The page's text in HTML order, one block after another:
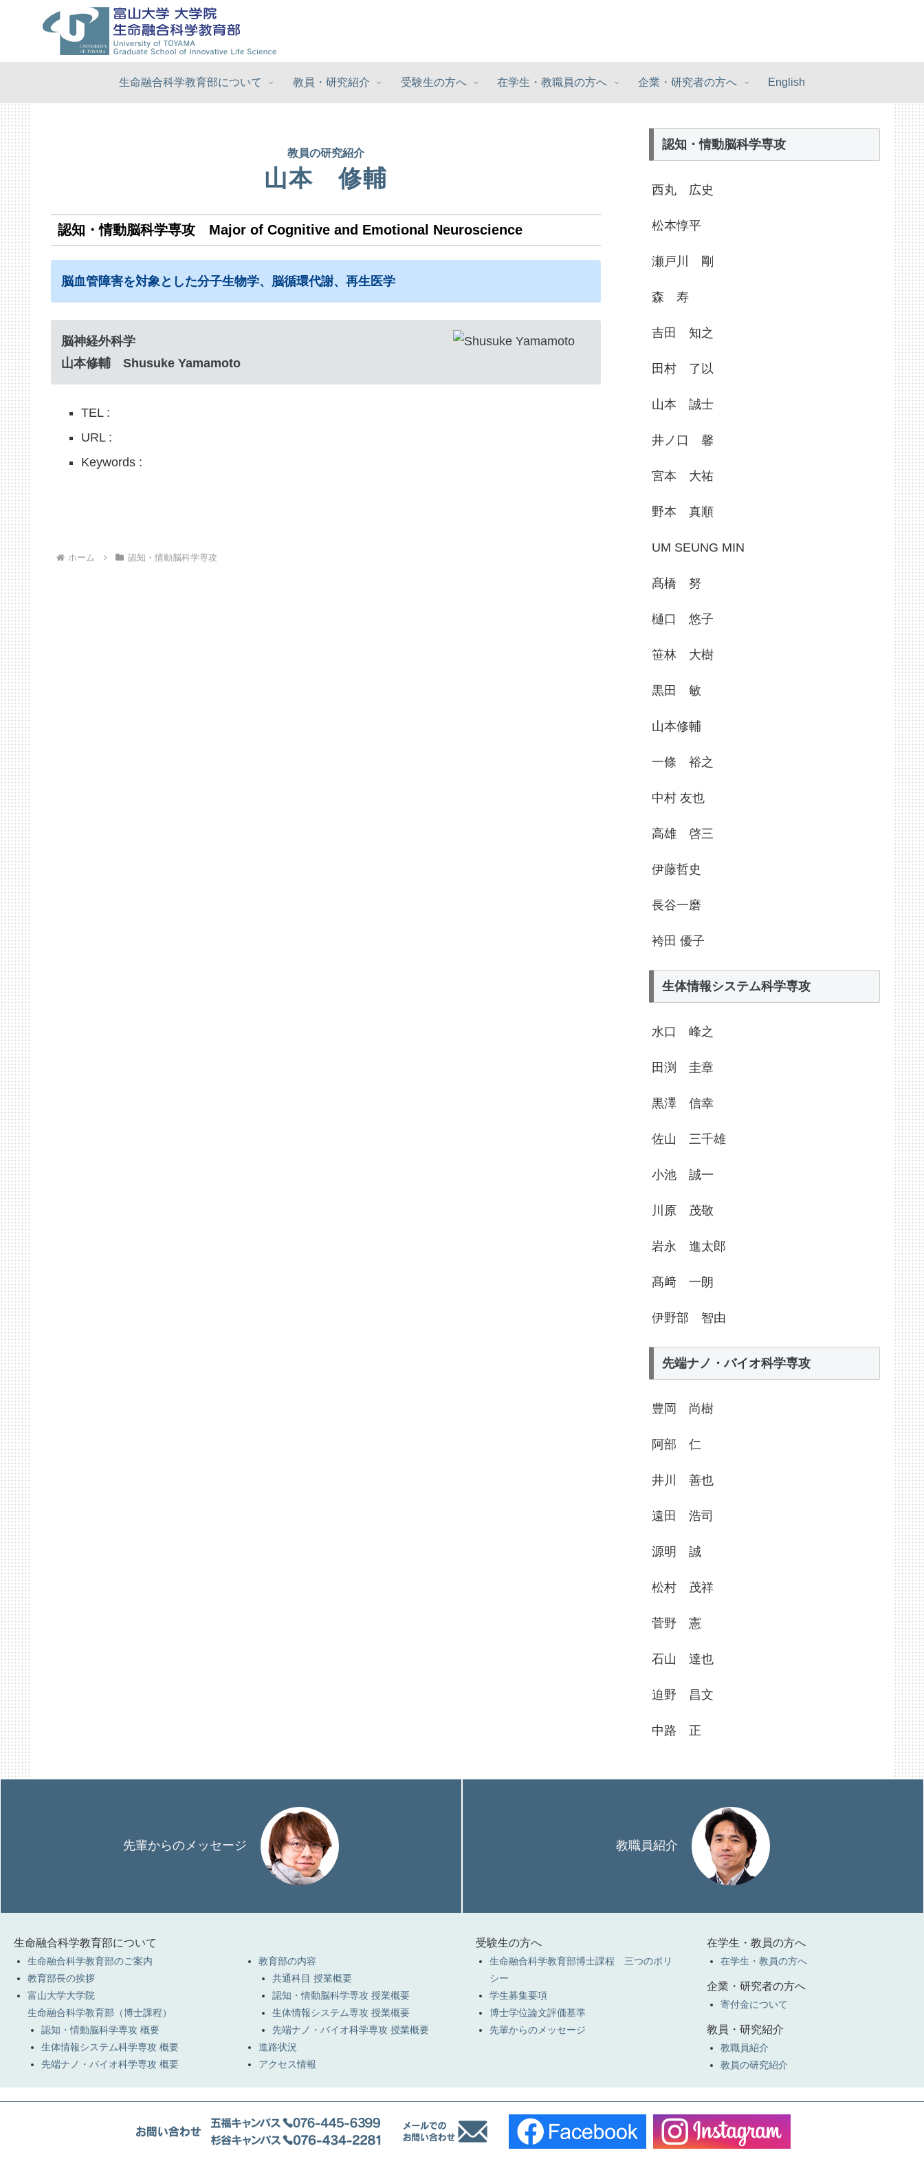
生命融合科学教育部について 教員・研究紹介 受験生の方へ 在学生・教職員の方へ 企業・研究者の方へ English
教員の研究紹介
山本 修輔
認知・情動脳科学専攻 Major of Cognitive and Emotional Neuroscience
脳血管障害を対象とした分子生物学、脳循環代謝、再生医学
脳神経外科学
山本修輔 Shusuke Yamamoto
TEL :
URL :
Keywords :
ホーム 認知・情動脳科学専攻
認知・情動脳科学専攻
西丸 広史
松本惇平
瀬戸川 剛
森 寿
吉田 知之
田村 了以
山本 誠士
井ノ口 馨
宮本 大祐
野本 真順
UM SEUNG MIN
髙橋 努
樋口 悠子
笹林 大樹
黒田 敏
山本修輔
一條 裕之
中村 友也
高雄 啓三
伊藤哲史
長谷一磨
袴田 優子
生体情報システム科学専攻
水口 峰之
田渕 圭章
黒澤 信幸
佐山 三千雄
小池 誠一
川原 茂敬
岩永 進太郎
髙﨑 一朗
伊野部 智由
先端ナノ・バイオ科学専攻
豊岡 尚樹
阿部 仁
井川 善也
遠田 浩司
源明 誠
松村 茂祥
菅野 憲
石山 達也
迫野 昌文
中路 正
先輩からのメッセージ 教職員紹介
生命融合科学教育部について
生命融合科学教育部のご案内
教育部長の挨拶
富山大学大学院
生命融合科学教育部（博士課程）
認知・情動脳科学専攻 概要
生体情報システム科学専攻 概要
先端ナノ・バイオ科学専攻 概要
教育部の内容
共通科目 授業概要
認知・情動脳科学専攻 授業概要
生体情報システム専攻 授業概要
先端ナノ・バイオ科学専攻 授業概要
進路状況
アクセス情報
受験生の方へ
生命融合科学教育部博士課程 三つのポリ
シー
学生募集要項
博士学位論文評価基準
先輩からのメッセージ
在学生・教員の方へ
在学生・教員の方へ
企業・研究者の方へ
寄付金について
教員・研究紹介
教職員紹介
教員の研究紹介